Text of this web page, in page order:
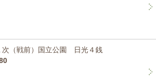
次（戦前）国立公園 日光４銭